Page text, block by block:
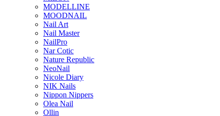
MODELLINE
MOODNAIL
Nail Art
Nail Master
NailPro
Nar Cotic
Nature Republic
NeoNail
Nicole Diary
NIK Nails
Nippon Nippers
Olea Nail
Ollin